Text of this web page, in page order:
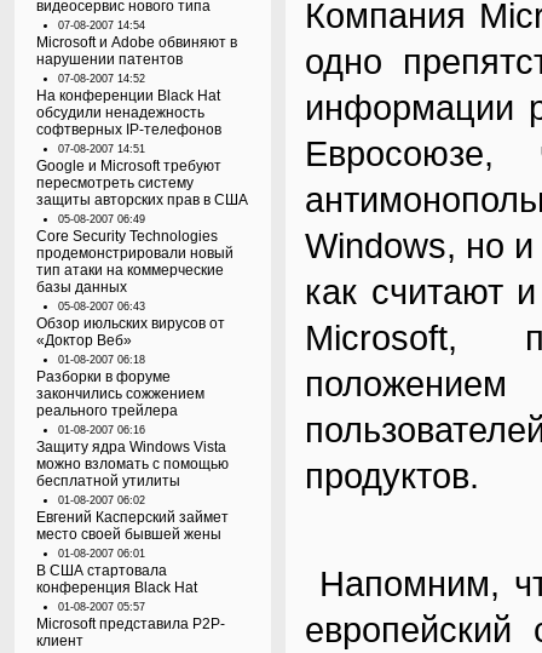
видеосервис нового типа
07-08-2007 14:54
Microsoft и Adobe обвиняют в
нарушении патентов
07-08-2007 14:52
На конференции Black Hat
обсудили ненадежность
софтверных IP-телефонов
07-08-2007 14:51
Google и Microsoft требуют
пересмотреть систему
защиты авторских прав в США
05-08-2007 06:49
Core Security Technologies
продемонстрировали новый
тип атаки на коммерческие
базы данных
05-08-2007 06:43
Обзор июльских вирусов от
«Доктор Веб»
01-08-2007 06:18
Разборки в форуме
закончились сожжением
реального трейлера
01-08-2007 06:16
Защиту ядра Windows Vista
можно взломать с помощью
бесплатной утилиты
01-08-2007 06:02
Евгений Касперский займет
место своей бывшей жены
01-08-2007 06:01
В США стартовала
конференция Black Hat
01-08-2007 05:57
Microsoft представила P2P-
клиент
Компания
одно
информации
Евросоюзе,
Windows, но
как считают
Microsoft,
продуктов.
Напомним,